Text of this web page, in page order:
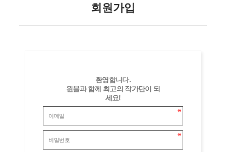
회원가입
환영합니다.
원블과 함께 최고의 작가단이 되
세요!